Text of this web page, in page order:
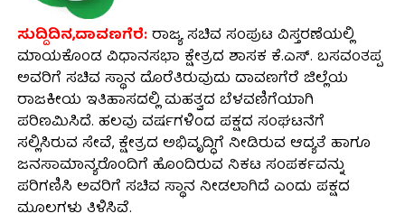
ಸುದ್ದಿದಿನ,ದಾವಣಗೆರೆ:ರಾಜ್ಯ ಸಚಿವ ಸಂಪುಟ ವಿಸ್ತರಣೆಯಲ್ಲಿ
ಮಾಯಕೊಂಡ ವಿಧಾನಸಭಾ ಕ್ಷೇತ್ರದ ಶಾಸಕ ಕೆ.ಎಸ್. ಬಸವಂತಪ್ಪ
ಅವರಿಗೆ ಸಚಿವ ಸ್ಥಾನ ದೊರೆತಿರುವುದು ದಾವಣಗೆರೆ ಜಿಲ್ಲೆಯ
ರಾಜಕೀಯ ಇತಿಹಾಸದಲ್ಲಿ ಮಹತ್ವದ ಬೆಳವಣಿಗೆಯಾಗಿ
ಪರಿಣಮಿಸಿದೆ. ಹಲವು ವರ್ಷಗಳಿಂದ ಪಕ್ಷದ ಸಂಘಟನೆಗೆ
ಸಲ್ಲಿಸಿರುವ ಸೇವೆ, ಕ್ಷೇತ್ರದ ಅಭಿವೃದ್ಧಿಗೆ ನೀಡಿರುವ ಆದ್ಯತೆ ಹಾಗೂ
ಜನಸಾಮಾನ್ಯರೊಂದಿಗೆ ಹೊಂದಿರುವ ನಿಕಟ ಸಂಪರ್ಕವನ್ನು
ಪರಿಗಣಿಸಿ ಅವರಿಗೆ ಸಚಿವ ಸ್ಥಾನ ನೀಡಲಾಗಿದೆ ಎಂದು ಪಕ್ಷದ
ಮೂಲಗಳು ತಿಳಿಸಿವೆ.